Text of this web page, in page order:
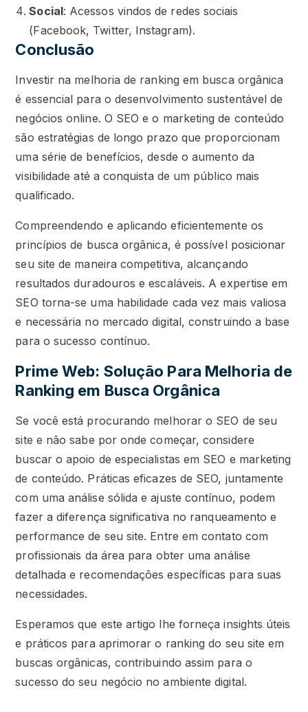
Social: Acessos vindos de redes sociais
(Facebook, Twitter, Instagram).
Conclusão
Investir na melhoria de ranking em busca orgânica
é essencial para o desenvolvimento sustentável de
negócios online. O SEO e o marketing de conteúdo
são estratégias de longo prazo que proporcionam
uma série de benefícios, desde o aumento da
visibilidade até a conquista de um público mais
qualificado.
Compreendendo e aplicando eficientemente os
princípios de busca orgânica, é possível posicionar
seu site de maneira competitiva, alcançando
resultados duradouros e escaláveis. A expertise em
SEO torna-se uma habilidade cada vez mais valiosa
e necessária no mercado digital, construindo a base
para o sucesso contínuo.
Prime Web: Solução Para Melhoria de
Ranking em Busca Orgânica
Se você está procurando melhorar o SEO de seu
site e não sabe por onde começar, considere
buscar o apoio de especialistas em SEO e marketing
de conteúdo. Práticas eficazes de SEO, juntamente
com uma análise sólida e ajuste contínuo, podem
fazer a diferença significativa no ranqueamento e
performance de seu site. Entre em contato com
profissionais da área para obter uma análise
detalhada e recomendações específicas para suas
necessidades.
Esperamos que este artigo lhe forneça insights úteis
e práticos para aprimorar o ranking do seu site em
buscas orgânicas, contribuindo assim para o
sucesso do seu negócio no ambiente digital.